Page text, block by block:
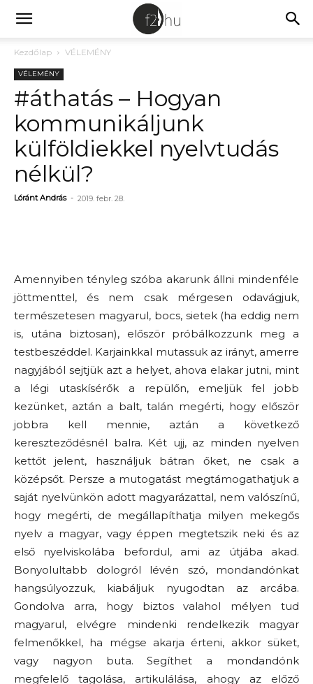
Kezdőlap VÉLEMÉNY
VÉLEMÉNY
#áthatás – Hogyan
kommunikáljunk
külföldiekkel nyelvtudás
nélkül?
Lóránt András - 2019. febr. 28.
Amennyiben tényleg szóba akarunk állni mindenféle
jöttmenttel, és nem csak mérgesen odavágjuk,
természetesen magyarul, bocs, sietek (ha eddig nem
is, utána biztosan), először próbálkozzunk meg a
testbeszéddel. Karjainkkal mutassuk az irányt, amerre
nagyjából sejtjük azt a helyet, ahova elakar jutni, mint
a légi utaskísérők a repülőn, emeljük fel jobb
kezünket, aztán a balt, talán megérti, hogy először
jobbra kell mennie, aztán a következő
kereszteződésnél balra. Két ujj, az minden nyelven
kettőt jelent, használjuk bátran őket, ne csak a
középsőt. Persze a mutogatást megtámogathatjuk a
saját nyelvünkön adott magyarázattal, nem valószínű,
hogy megérti, de megállapíthatja milyen mekegős
nyelv a magyar, vagy éppen megtetszik neki és az
első nyelviskolába befordul, ami az útjába akad.
Bonyolultabb dologról lévén szó, mondandónkat
hangsúlyozzuk, kiabáljuk nyugodtan az arcába.
Gondolva arra, hogy biztos valahol mélyen tud
magyarul, elvégre mindenki rendelkezik magyar
felmenőkkel, ha mégse akarja érteni, akkor süket,
vagy nagyon buta. Segíthet a mondandónk
megfelelő tagolása, artikulálása, ahogy az előző